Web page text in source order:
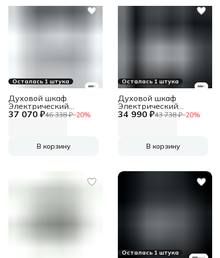
направляющие
нержавеющая сталь
Осталась 1 штука
37 070 ₽46 338 ₽−20%
Духовой шкаф
Электрический
Weissgauff EOM 710
В корзину
Осталась 1 штука
34 990 ₽43 738 ₽−20%
Духовой шкаф
Электрический
Weissgauff EOM 710 SB
В корзину
Осталась 1 штука